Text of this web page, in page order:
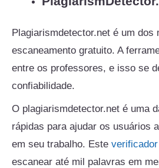
Plagiarismdetector.net é um dos
escaneamento gratuito. A
entre os professores, e isso se
confiabilidade.
O plagiarismdetector.net é uma
rápidas para ajudar os usuários
em seu trabalho. Este
escanear até mil palavras em